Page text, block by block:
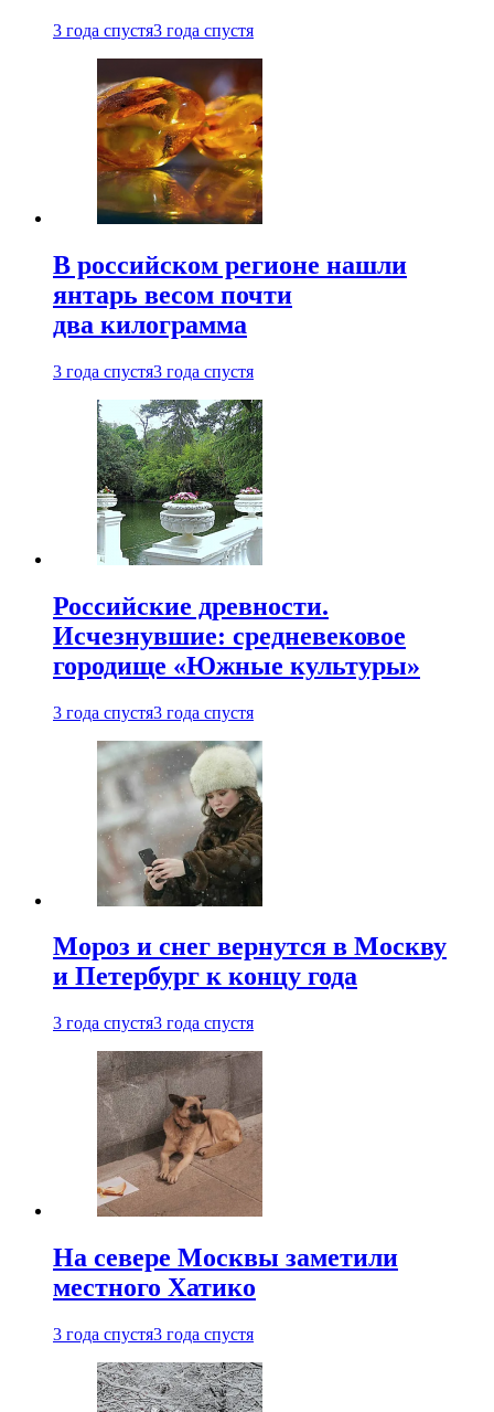
3 года спустя3 года спустя
В российском регионе нашли
янтарь весом почти
два килограмма
3 года спустя3 года спустя
Российские древности.
Исчезнувшие: средневековое
городище «Южные культуры»
3 года спустя3 года спустя
Мороз и снег вернутся в Москву
и Петербург к концу года
3 года спустя3 года спустя
На севере Москвы заметили
местного Хатико
3 года спустя3 года спустя